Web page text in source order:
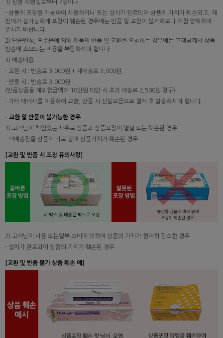
1) 상품 수령일로부터 7일이내
- 상품의 포장을 개봉하여 사용하거나 또는 설치가 완료되어 상품의 가치가 훼손되고, 재
판매가 불가능하게 포장이 훼손된 경우에는 반품 및 교환이 불가하오니 이점 양해하여
주시기 바랍니다.
2) 단순변심, 오주문에 의해 제품의 반품 및 교환을 요청하는 경우에는 고객님께서 상품
반송에 소요되는 비용을 부담하셔야 합니다.
3) 배송비용
- 교환 시 : 반송료 3,000원 + 재배송료 3,000원
- 반품 시 : 반송료 3,000원
(반품상품을 제외한금액이 10만원 미만 시 초기 배송료 2,500원 청구)
- 기타 택배사를 이용하여 교환, 반품 시 선불요금으로 결제 후 발송하셔야 합니다.
- 교환 및 반품이 불가능한 경우
1) 고객님이 책임있는 사유로 상품과 상품포장이 멸실 또는 훼손된 경우
- 택배송장을 상품에 바로 붙여 상품가치가 훼손된 경우
[교환 및 반품 시 포장 유의사항]
2) 고객님이 사용 또는일부 소비에 의하여 상품의 가치가 현저히 감소한 경우
- 설치가 완료되어 상품의 가치가 훼손된 경우
[교환 및 반품 불가 상품 훼손 예]